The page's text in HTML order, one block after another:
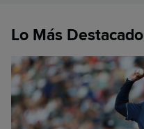
Lo Más Destacado